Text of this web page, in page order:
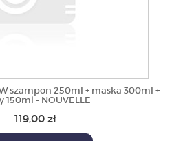
szampon 250ml + maska 300ml +
150ml - NOUVELLE
119,00 zł